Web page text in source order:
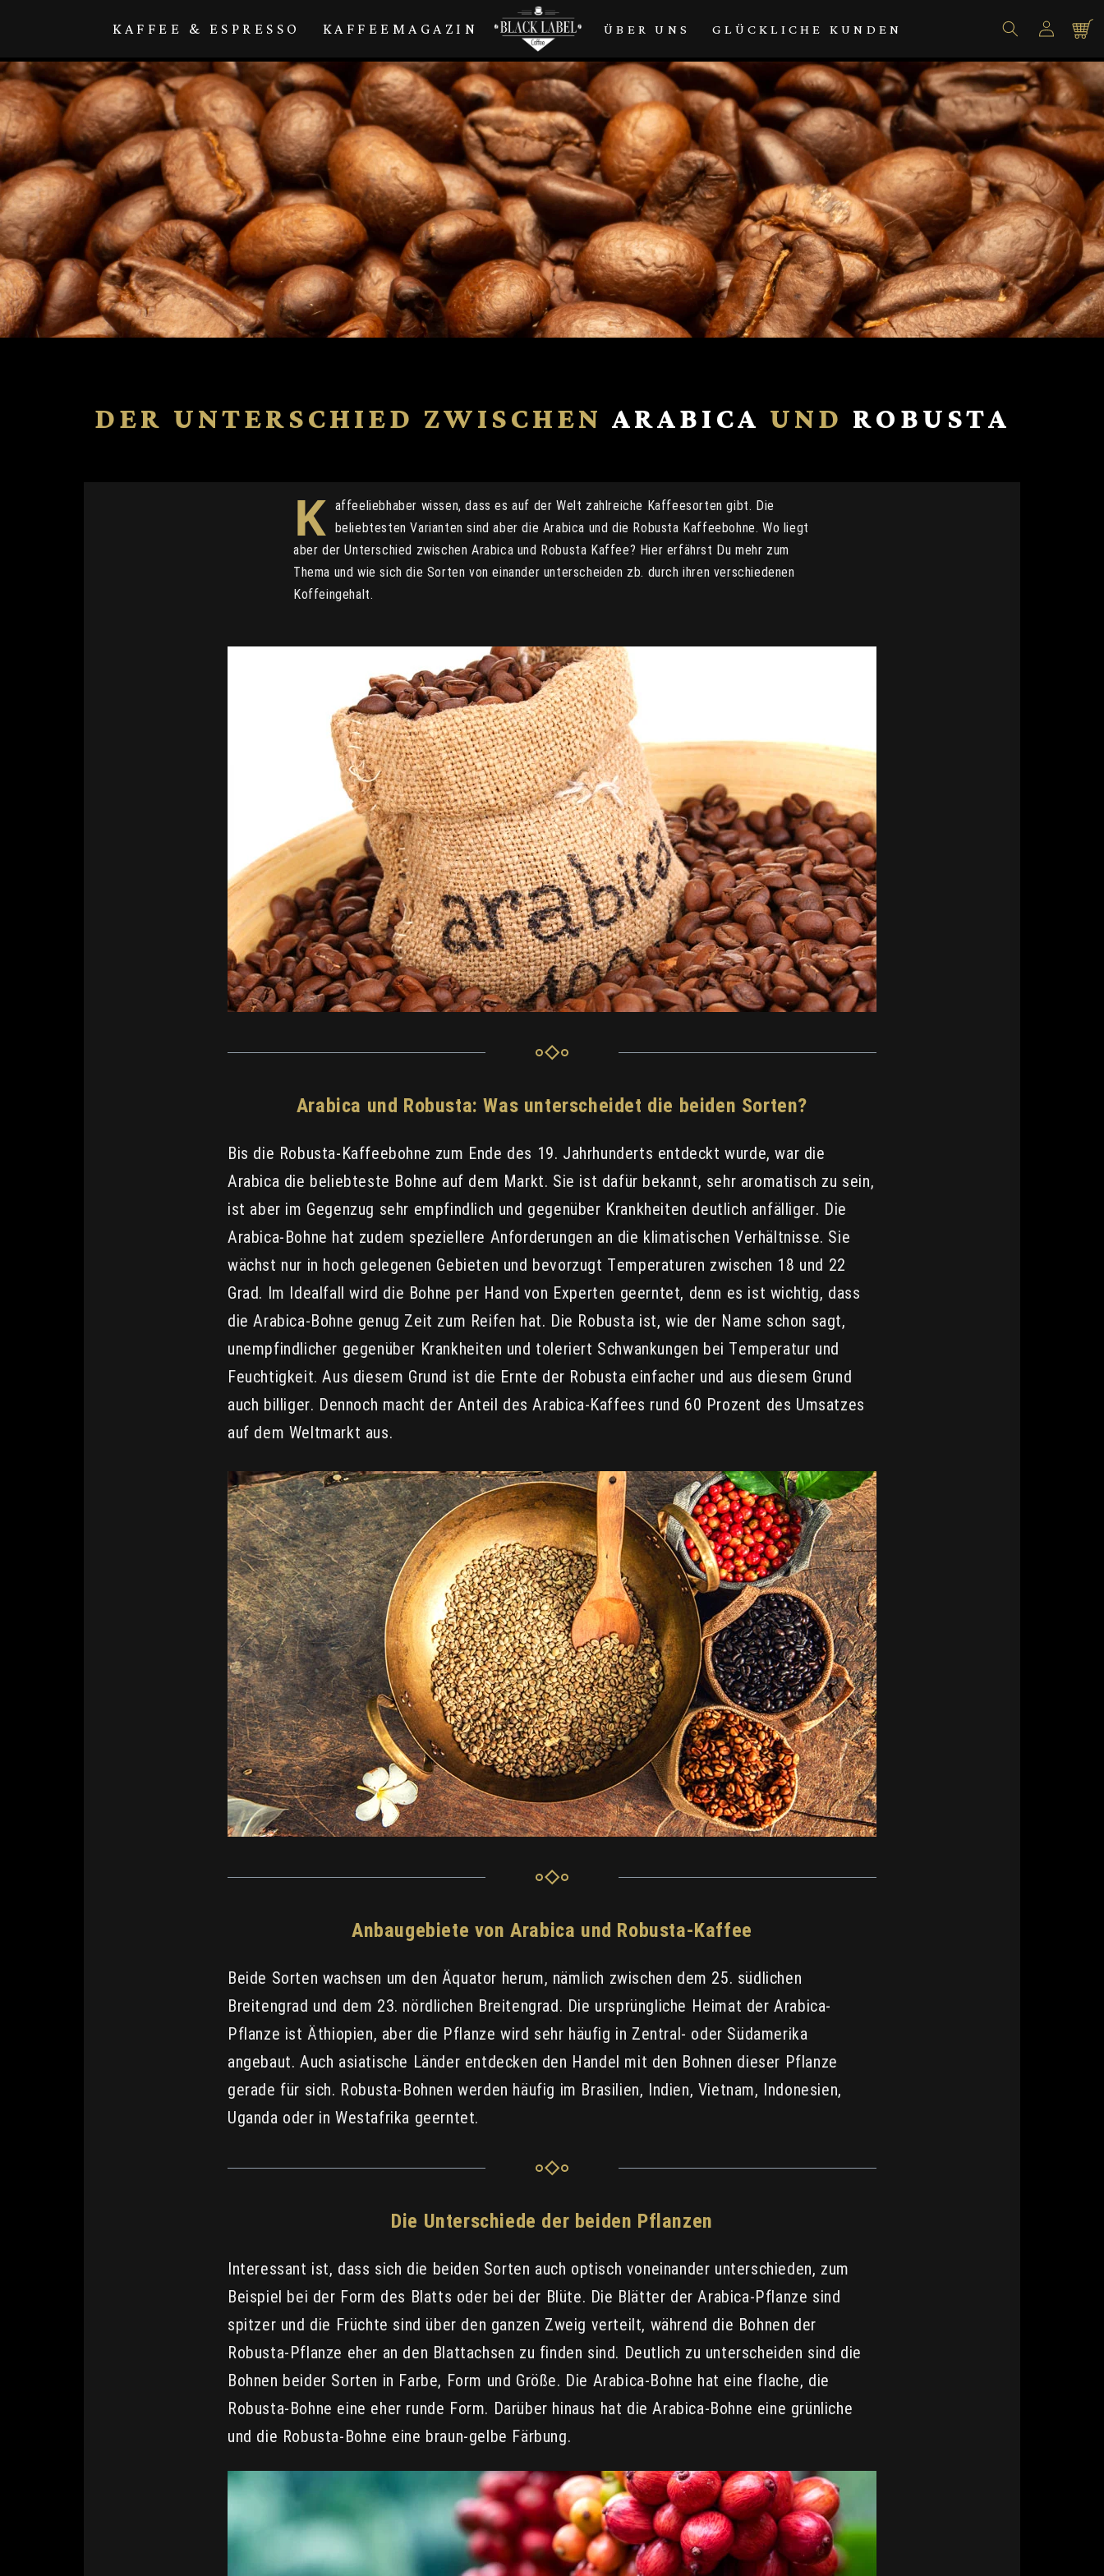
KAFFEE & ESPRESSO KAFFEEMAGAZIN ÜBER UNS GLÜCKLICHE KUNDEN Einloggen
DER UNTERSCHIED ZWISCHEN ARABICA UND ROBUSTA
K affeeliebhaber wissen, dass es auf der Welt zahlreiche Kaffeesorten gibt. Die
beliebtesten Varianten sind aber die Arabica und die Robusta Kaffeebohne. Wo liegt
aber der Unterschied zwischen Arabica und Robusta Kaffee? Hier erfährst Du mehr zum
Thema und wie sich die Sorten von einander unterscheiden zb. durch ihren verschiedenen
Koffeingehalt.
Arabica und Robusta: Was unterscheidet die beiden Sorten?
Bis die Robusta-Kaffeebohne zum Ende des 19. Jahrhunderts entdeckt wurde, war die
Arabica die beliebteste Bohne auf dem Markt. Sie ist dafür bekannt, sehr aromatisch zu sein,
ist aber im Gegenzug sehr empfindlich und gegenüber Krankheiten deutlich anfälliger. Die
Arabica-Bohne hat zudem speziellere Anforderungen an die klimatischen Verhältnisse. Sie
wächst nur in hoch gelegenen Gebieten und bevorzugt Temperaturen zwischen 18 und 22
Grad. Im Idealfall wird die Bohne per Hand von Experten geerntet, denn es ist wichtig, dass
die Arabica-Bohne genug Zeit zum Reifen hat. Die Robusta ist, wie der Name schon sagt,
unempfindlicher gegenüber Krankheiten und toleriert Schwankungen bei Temperatur und
Feuchtigkeit. Aus diesem Grund ist die Ernte der Robusta einfacher und aus diesem Grund
auch billiger. Dennoch macht der Anteil des Arabica-Kaffees rund 60 Prozent des Umsatzes
auf dem Weltmarkt aus.
Anbaugebiete von Arabica und Robusta-Kaffee
Beide Sorten wachsen um den Äquator herum, nämlich zwischen dem 25. südlichen
Breitengrad und dem 23. nördlichen Breitengrad. Die ursprüngliche Heimat der Arabica-
Pflanze ist Äthiopien, aber die Pflanze wird sehr häufig in Zentral- oder Südamerika
angebaut. Auch asiatische Länder entdecken den Handel mit den Bohnen dieser Pflanze
gerade für sich. Robusta-Bohnen werden häufig im Brasilien, Indien, Vietnam, Indonesien,
Uganda oder in Westafrika geerntet.
Die Unterschiede der beiden Pflanzen
Interessant ist, dass sich die beiden Sorten auch optisch voneinander unterschieden, zum
Beispiel bei der Form des Blatts oder bei der Blüte. Die Blätter der Arabica-Pflanze sind
spitzer und die Früchte sind über den ganzen Zweig verteilt, während die Bohnen der
Robusta-Pflanze eher an den Blattachsen zu finden sind. Deutlich zu unterscheiden sind die
Bohnen beider Sorten in Farbe, Form und Größe. Die Arabica-Bohne hat eine flache, die
Robusta-Bohne eine eher runde Form. Darüber hinaus hat die Arabica-Bohne eine grünliche
und die Robusta-Bohne eine braun-gelbe Färbung.